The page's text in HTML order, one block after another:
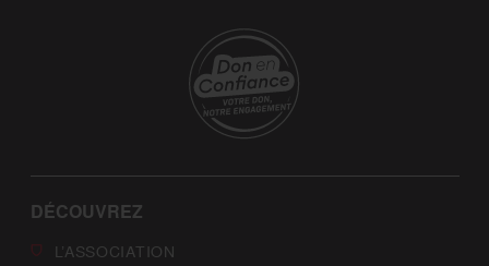
DÉCOUVREZ
L’ASSOCIATION